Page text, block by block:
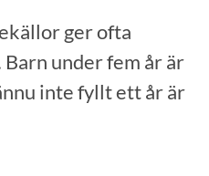
ger ofta
under fem år är
inte fyllt ett år är